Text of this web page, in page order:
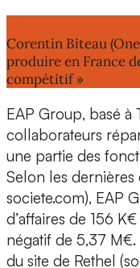
Corentin Biteau
produire en France
compétitif »
EAP Group, basé
collaborateurs
une partie des
Selon les
societe.com), EAP
d’affaires de 156
négatif de 5,37
du site de Rethel